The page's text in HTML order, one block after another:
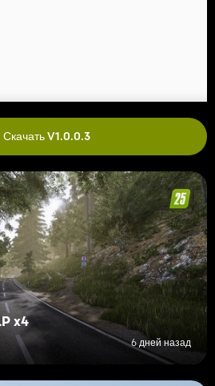
Скачать V1.0.0.3
x4
6 дней назад